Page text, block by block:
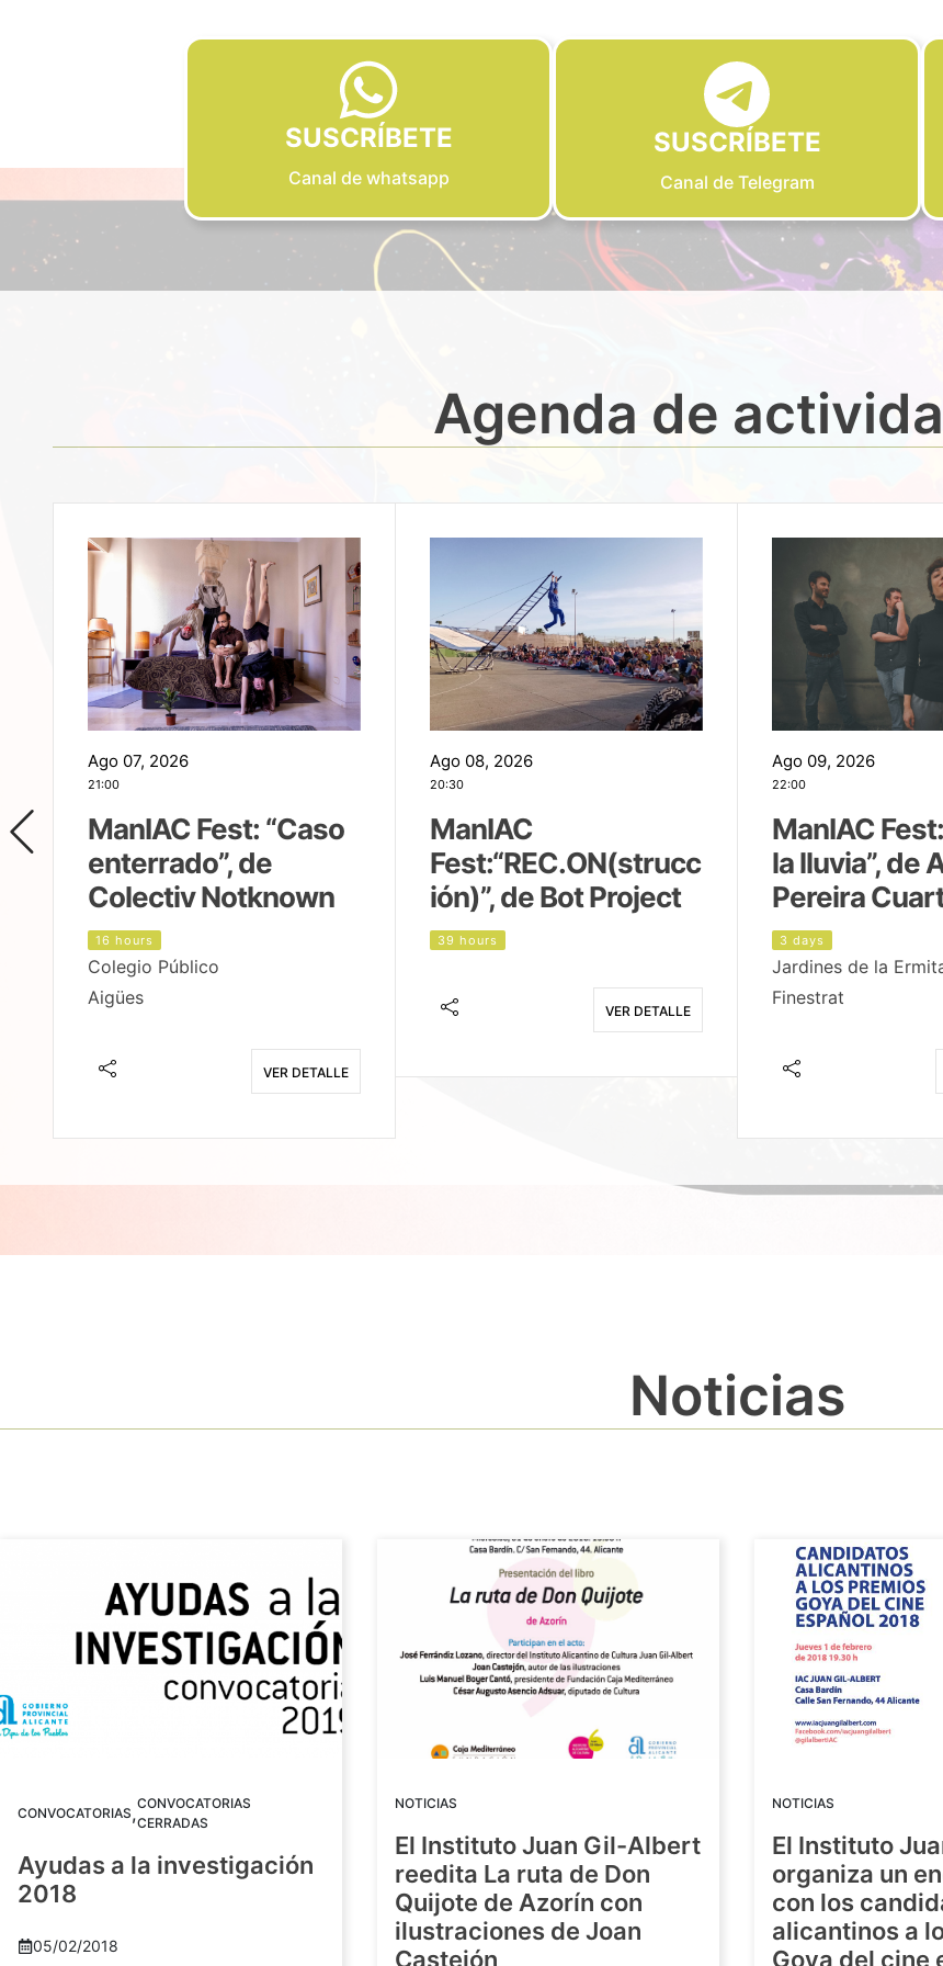
SUSCRÍBETE
Canal de whatsapp
SUSCRÍBETE
Canal de Telegram
Agenda de
Ago 07, 2026
21:00
ManIAC Fest: “Caso
enterrado”, de
Colectiv Notknown
16 hours
Colegio Público
Aigües
VER DETALLE
Ago 08, 2026
20:30
ManIAC
Fest:“REC.ON(strucc
ión)”, de Bot Project
39 hours
VER DETALLE
Ago 09, 2026
22:00
ManIAC
la lluvia”, de
Pereira
3 days
Jardines de la
Finestrat
Noticias
CONVOCATORIAS,CONVOCATORIAS
CERRADAS
Ayudas a la investigación
2018
05/02/2018
NOTICIAS
El Instituto Juan Gil-Albert
reedita La ruta de Don
Quijote de Azorín con
ilustraciones de Joan
Castejón
NOTICIAS
El Instituto
organiza un
con los
alicantinos a
Goya del cine